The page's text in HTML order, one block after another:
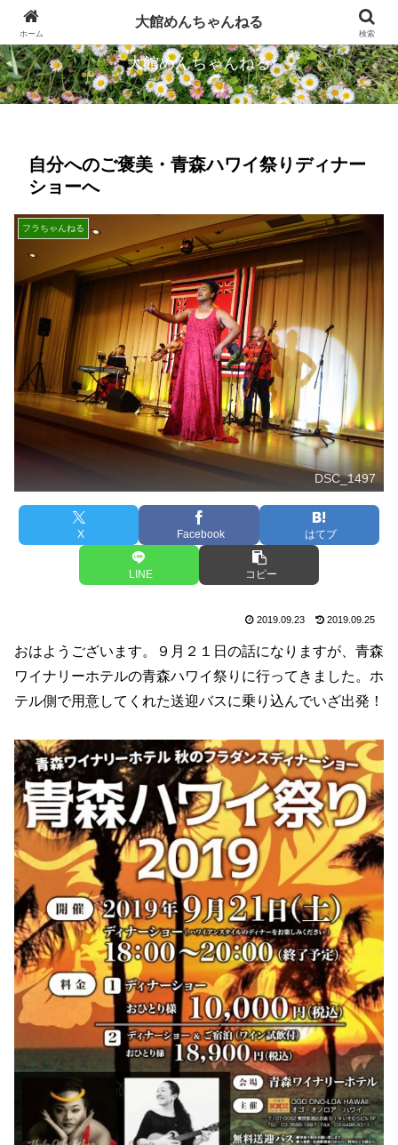
忠犬ハチ公のふるさとから発信します
大館めんちゃんねる
自分へのご褒美・青森ハワイ祭りディナー
ショーへ
フラちゃんねる
DSC_1497
X Facebook はてブ
LINE コピー
2019.09.23 2019.09.25
おはようございます。９月２１日の話になりますが、青森
ワイナリーホテルの青森ハワイ祭りに行ってきました。ホ
テル側で用意してくれた送迎バスに乗り込んでいざ出発！
ホーム
大館めんちゃんねる
検索